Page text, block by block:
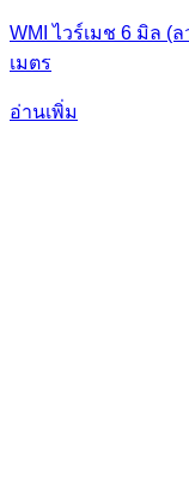
WMI ไวร์เมช 6 มิล (
เมตร
อ่านเพิ่ม